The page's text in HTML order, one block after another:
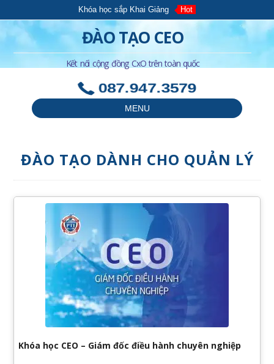
Khóa học sắp Khai Giảng Hot
ĐÀO TẠO CEO
Kết nối cộng đồng CxO trên toàn quốc
087.947.3579
MENU
ĐÀO TẠO DÀNH CHO QUẢN LÝ
Khóa học CEO – Giám đốc điều hành chuyên nghiệp